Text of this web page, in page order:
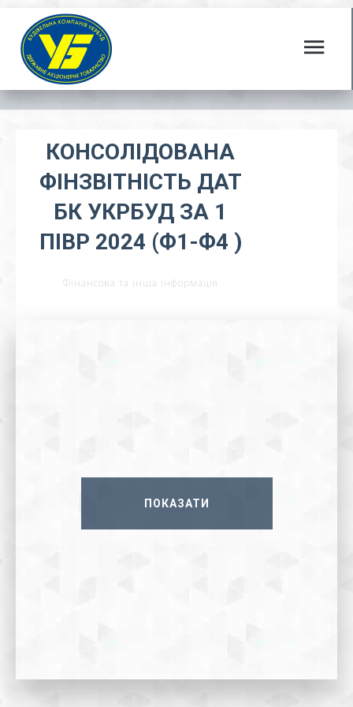
КОНСОЛІДОВАНА
ФІНЗВІТНІСТЬ ДАТ
БК УКРБУД ЗА 1
ПІВР 2024 (Ф1-Ф4 )
Фінансова та інша інформація
ПОКАЗАТИ